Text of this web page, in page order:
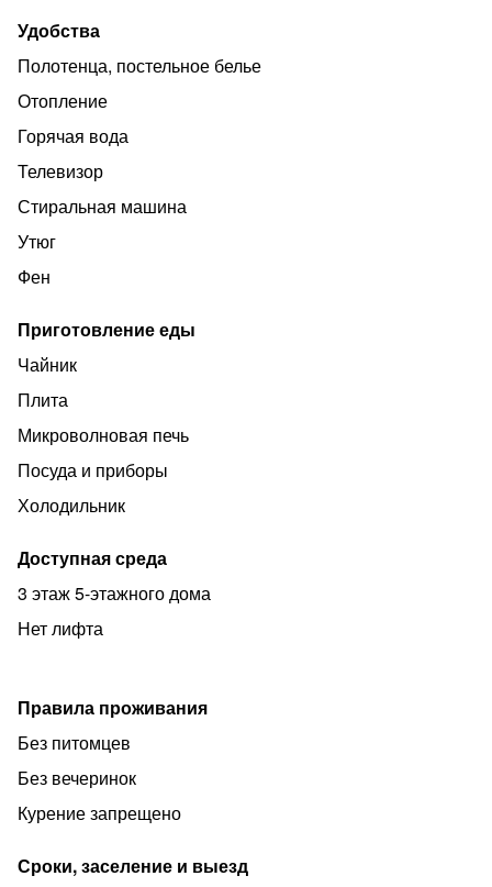
Удобства
Полотенца, постельное белье
Отопление
Горячая вода
Телевизор
Стиральная машина
Утюг
Фен
Приготовление еды
Чайник
Плита
Микроволновая печь
Посуда и приборы
Холодильник
Доступная среда
3 этаж 5-этажного дома
Нет лифта
Правила проживания
Без питомцев
Без вечеринок
Курение запрещено
Сроки, заселение и выезд